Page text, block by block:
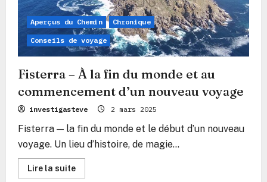
Aperçus du Chemin Chronique
Conseils de voyage
Fisterra – À la fin du monde et au
commencement d’un nouveau voyage
investigasteve 2 mars 2025
Fisterra — la fin du monde et le début d’un nouveau
voyage. Un lieu d’histoire, de magie...
Lire la suiteEn
savoir